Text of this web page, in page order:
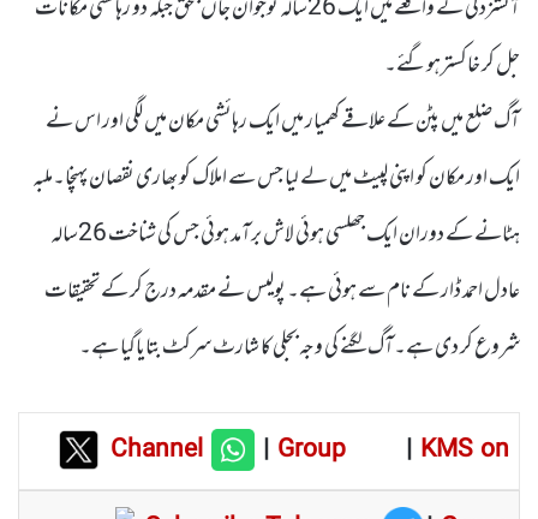
آتشزدگی کے واقعے میں ایک 26سالہ نوجوان جاں بحق جبکہ دو رہائشی مکانات
جل کر خاکسترہوگئے۔
آگ ضلع میں پٹن کے علاقے کھمیار میں ایک رہائشی مکان میں لگی اور اس نے
ایک اور مکان کو اپنی لپیٹ میں لے لیا جس سے املاک کو بھاری نقصان پہنچا۔ملبہ
ہٹانے کے دوران ایک جھلسی ہوئی لاش برآمد ہوئی جس کی شناخت 26سالہ
عادل احمد ڈار کے نام سے ہوئی ہے۔ پولیس نے مقدمہ درج کر کے تحقیقات
شروع کر دی ہے۔آگ لگنے کی وجہ بجلی کا شارٹ سرکٹ بتایاگیا ہے۔
Channel |Group | KMS on